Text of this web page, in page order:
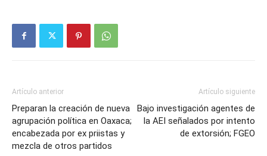
Artículo anterior
Preparan la creación de nueva
agrupación política en Oaxaca;
encabezada por ex priistas y
mezcla de otros partidos
Artículo siguiente
Bajo investigación agentes de
la AEI señalados por intento
de extorsión; FGEO